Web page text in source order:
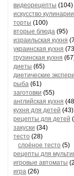
видеорецепты (104)
искусство кулинарии
торты (100)
вторые блюда (95)
израильская кухня
украинская кухня
грузинская кухня
диеты (65)
диетические
рыба (61)
заготовки (55)
английская кухня
кухня для детей (43)
рецепты для детей
закуски (34)
тесто (28)
слоёное тесто (5)
рецепты для
игровые автоматы
игра (26)